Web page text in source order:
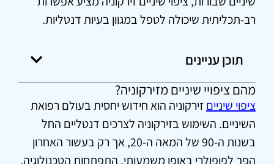
רב-תכליתית שיכולה לטפל במגוון בעיות דנטליות.
תוכן עניינים
מהם ציפויי שיניים מזירקוניה?
ציפוי שינייםזירקוניה הוא חידוש יחסית בעולם רפואת
השיניים. השימוש בזירקוניה לצרכים דנטליים החל
בשנות ה-90 של המאה ה-20, אך רק בעשור האחרון
הפך לפופולרי באופן משמעותי. התפתחות הטכנולוגיה,